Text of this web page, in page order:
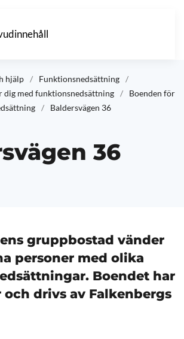
hjälp
Funktionsnedsättning
dig med funktionsnedsättning
Boenden för
Baldersvägen 36
36
gruppbostad vänder
personer med olika
Boendet har
drivs av Falkenbergs